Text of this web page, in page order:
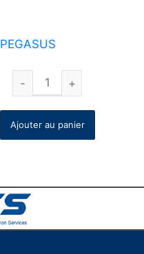
PEGASUS
Ajouter au panier